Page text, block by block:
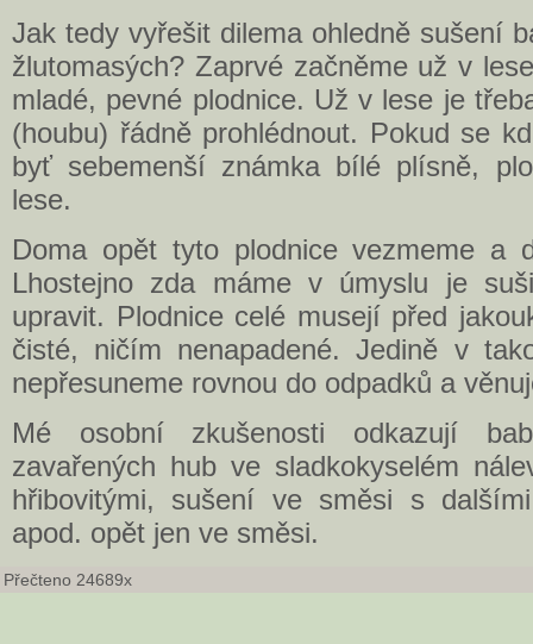
Jak tedy vyřešit dilema ohledně sušení
žlutomasých? Zaprvé začněme už v
mladé, pevné plodnice. Už v lese je
(houbu) řádně prohlédnout. Pokud se
byť sebemenší známka bílé plísně,
lese.
Doma opět tyto plodnice vezmeme a
Lhostejno zda máme v úmyslu je
upravit. Plodnice celé musejí před
čisté, ničím nenapadené. Jedině v
nepřesuneme rovnou do odpadků a
Mé osobní zkušenosti odkazují
zavařených hub ve sladkokyselém
hřibovitými, sušení ve směsi s
apod. opět jen ve směsi.
Přečteno 24689x